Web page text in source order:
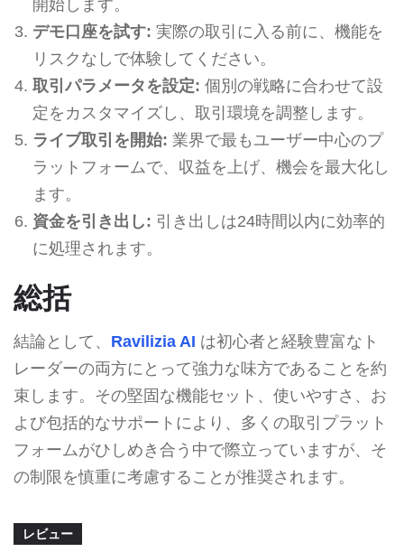
開始します。
デモ口座を試す: 実際の取引に入る前に、機能を
リスクなしで体験してください。
取引パラメータを設定: 個別の戦略に合わせて設
定をカスタマイズし、取引環境を調整します。
ライブ取引を開始: 業界で最もユーザー中心のプ
ラットフォームで、収益を上げ、機会を最大化し
ます。
資金を引き出し: 引き出しは24時間以内に効率的
に処理されます。
総括
結論として、 Ravilizia AI は初心者と経験豊富なト
レーダーの両方にとって強力な味方であることを約
束します。その堅固な機能セット、使いやすさ、お
よび包括的なサポートにより、多くの取引プラット
フォームがひしめき合う中で際立っていますが、そ
の制限を慎重に考慮することが推奨されます。
レビュー